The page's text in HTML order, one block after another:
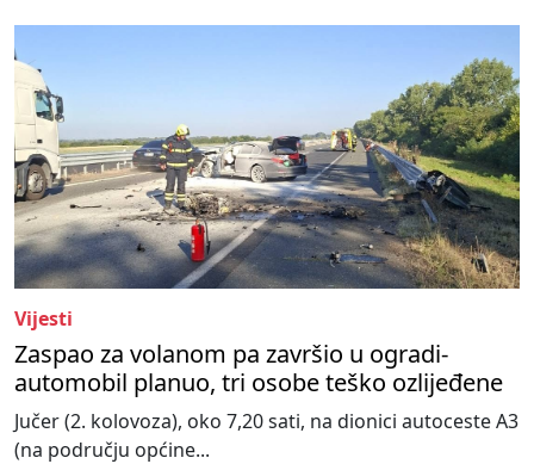
Vijesti
Zaspao za volanom pa završio u ogradi-
automobil planuo, tri osobe teško ozlijeđene
Jučer (2. kolovoza), oko 7,20 sati, na dionici autoceste A3
(na području općine...